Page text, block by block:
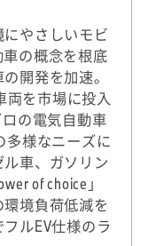
やさしいモビ
車の概念を根底
開発を加速。
両を市場に投入
の電気自動車
多様なニーズに
車、ガソリン
of choice」
境負荷低減を
ルEV仕様のラ